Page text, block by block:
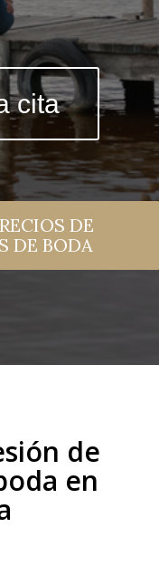
cita
DE
DE BODA
de
en